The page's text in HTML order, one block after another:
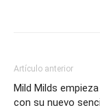
Artículo anterior
Mild Milds
con su nuevo